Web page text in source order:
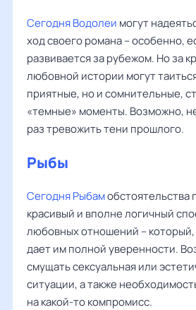
Сегодня Водолеи могут
ход своего романа – особенно,
развивается за рубежом. Но за
любовной истории могут
приятные, но и сомнительные,
«темные» моменты. Возможно,
раз тревожить тени прошлого.
Рыбы
Сегодня Рыбамобстоятельства
красивый и вполне логичный
любовных отношений –
дает им полной уверенности.
смущать сексуальная или
ситуации, а также
на какой-то компромисс.